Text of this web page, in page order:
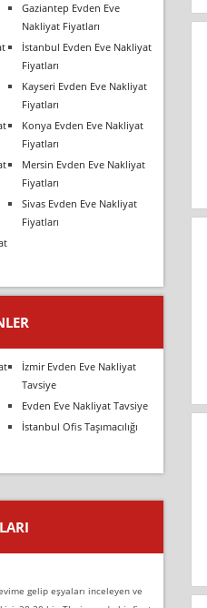
Gaziantep Evden Eve
Nakliyat Fiyatları
İstanbul Evden Eve Nakliyat
Fiyatları
Kayseri Evden Eve Nakliyat
Fiyatları
Konya Evden Eve Nakliyat
Fiyatları
Mersin Evden Eve Nakliyat
Fiyatları
Sivas Evden Eve Nakliyat
Fiyatları
İzmir Evden Eve Nakliyat
Tavsiye
Evden Eve Nakliyat Tavsiye
İstanbul Ofis Taşımacılığı
gelip eşyaları inceleyen ve